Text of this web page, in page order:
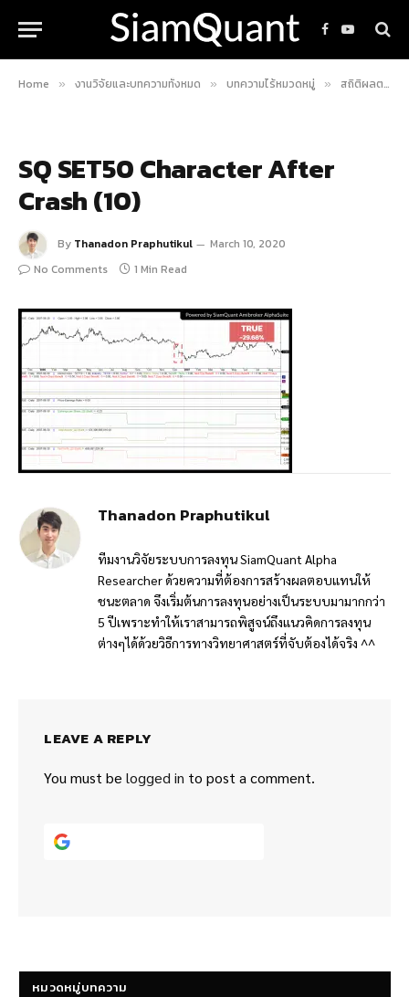
Facebook
YouTube
Home » งานวิจัยและบทความทั้งหมด » บทความไร้หมวดหมู่ » สถิติผลตอบแทนในอนาคตของหุ้นในดัชนี SET50 หลังมีการปรับตัวลดลงอย่างรุนแรงในวันเดียว
SQ SET50 Character After
Crash (10)
By Thanadon Praphutikul
March 10, 2020
No Comments
1 Min Read
Thanadon Praphutikul
ทีมงานวิจัยระบบการลงทุน SiamQuant Alpha
Researcher ด้วยความที่ต้องการสร้างผลตอบแทนให้
ชนะตลาด จึงเริ่มต้นการลงทุนอย่างเป็นระบบมามากกว่า
5 ปีเพราะทำให้เราสามารถพิสูจน์ถึงแนวคิดการลงทุน
ต่างๆได้ด้วยวิธีการทางวิทยาศาสตร์ที่จับต้องได้จริง ^^
LEAVE A REPLY
You must be logged in to post a comment.
หมวดหมู่บทความ